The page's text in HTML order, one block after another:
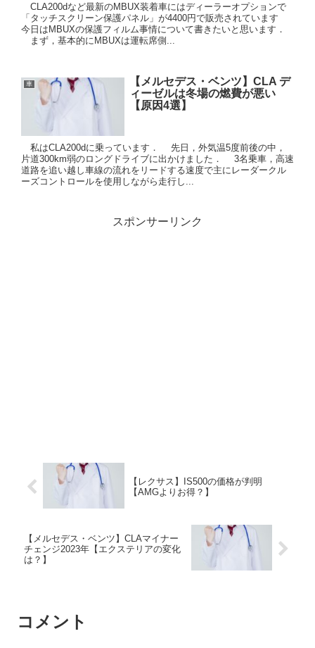
CLA200dなど最新のMBUX装着車にはディーラーオプションで
「タッチスクリーン保護パネル」が4400円で販売されています
今日はMBUXの保護フィルム事情について書きたいと思います．
まず，基本的にMBUXは運転席側...
車
【メルセデス・ベンツ】CLA デ
ィーゼルは冬場の燃費が悪い
【原因4選】
私はCLA200dに乗っています． 先日，外気温5度前後の中，
片道300km弱のロングドライブに出かけました． 3名乗車，高速
道路を追い越し車線の流れをリードする速度で主にレーダークル
ーズコントロールを使用しながら走行し...
スポンサーリンク
【レクサス】IS500の価格が判明
【AMGよりお得？】
【メルセデス・ベンツ】CLAマイナー
チェンジ2023年【エクステリアの変化
は？】
コメント